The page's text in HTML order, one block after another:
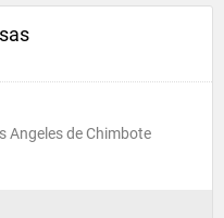
Angeles de Chimbote